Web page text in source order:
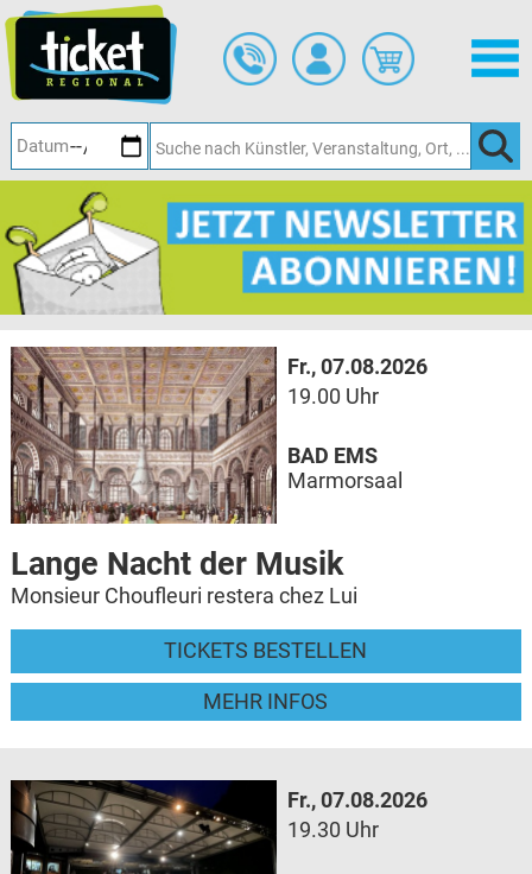
Hauptinhalt
springen
Fr., 07.08.2026
19.00 Uhr
Lange Nacht der Musik
Monsieur Choufleuri restera chez Lui
TICKETS BESTELLEN
MEHR INFOS
BAD EMS
Marmorsaal
Fr., 07.08.2026
19.30 Uhr